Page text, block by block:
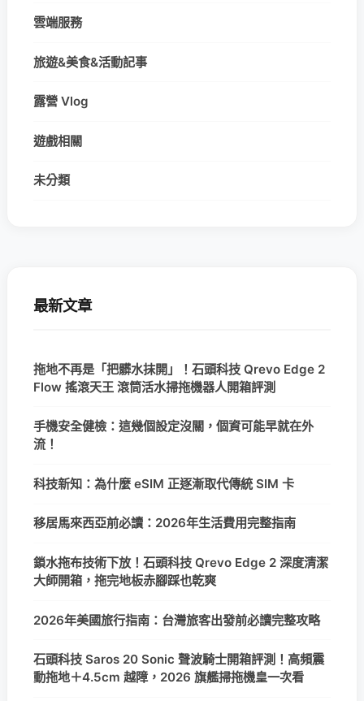
雲端服務
旅遊&美食&活動記事
露營 Vlog
遊戲相關
未分類
最新文章
拖地不再是「把髒水抹開」！石頭科技 Qrevo Edge 2
Flow 搖滾天王 滾筒活水掃拖機器人開箱評測
手機安全健檢：這幾個設定沒關，個資可能早就在外
流！
科技新知：為什麼 eSIM 正逐漸取代傳統 SIM 卡
移居馬來西亞前必讀：2026年生活費用完整指南
鎖水拖布技術下放！石頭科技 Qrevo Edge 2 深度清潔
大師開箱，拖完地板赤腳踩也乾爽
2026年美國旅行指南：台灣旅客出發前必讀完整攻略
石頭科技 Saros 20 Sonic 聲波騎士開箱評測！高頻震
動拖地＋4.5cm 越障，2026 旗艦掃拖機皇一次看